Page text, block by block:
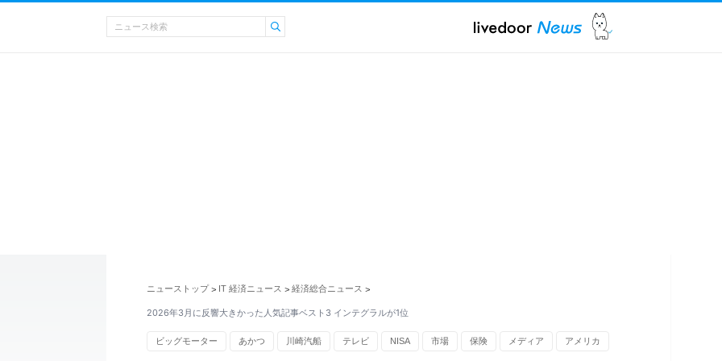
ニューストップ > IT 経済ニュース > 経済総合ニュース >
2026年3月に反響大きかった人気記事ベスト3 インテグラルが1位
ビッグモーター あかつ 川崎汽船 テレビ NISA 市場 保険 メディア アメリカ